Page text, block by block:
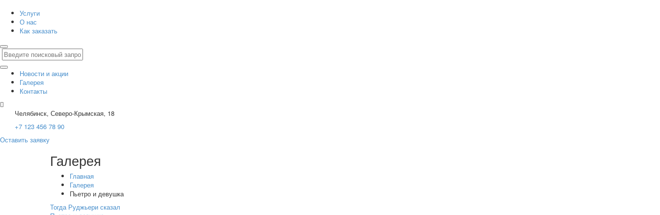
Услуги
О нас
Как заказать
Новости и акции
Галерея
Контакты
Челябинск, Северо-Крымская, 18
+7 123 456 78 90
Оставить заявку
Галерея
Главная
Галерея
Пьетро и девушка
Тогда Руджьери сказал